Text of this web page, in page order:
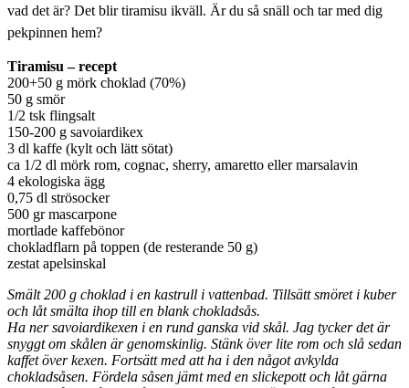
vad det är? Det blir tiramisu ikväll. Är du så snäll och tar med dig
pekpinnen hem?
Tiramisu – recept
200+50 g mörk choklad (70%)
50 g smör
1/2 tsk flingsalt
150-200 g savoiardikex
3 dl kaffe (kylt och lätt sötat)
ca 1/2 dl mörk rom, cognac, sherry, amaretto eller marsalavin
4 ekologiska ägg
0,75 dl strösocker
500 gr mascarpone
mortlade kaffebönor
chokladflarn på toppen (de resterande 50 g)
zestat apelsinskal
Smält 200 g choklad i en kastrull i vattenbad. Tillsätt smöret i kuber
och låt smälta ihop till en blank chokladsås.
Ha nersavoiardikexen i en rund ganska vid skål. Jag tycker det är
snyggt om skålen är genomskinlig. Stänköver lite rom och slå sedan
kaffet över kexen. Fortsätt med att ha i den något avkylda
chokladsåsen. Fördela såsen jämt med en slickepott och låt gärna